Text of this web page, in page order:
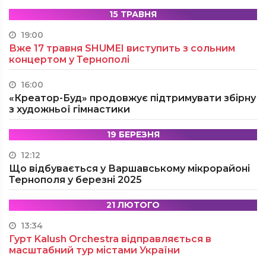
15 ТРАВНЯ
19:00
Вже 17 травня SHUMEI виступить з сольним
концертом у Тернополі
16:00
«Креатор-Буд» продовжує підтримувати збірну
з художньої гімнастики
19 БЕРЕЗНЯ
12:12
Що відбувається у Варшавському мікрорайоні
Тернополя у березні 2025
21 ЛЮТОГО
13:34
Гурт Kalush Orchestra відправляється в
масштабний тур містами України